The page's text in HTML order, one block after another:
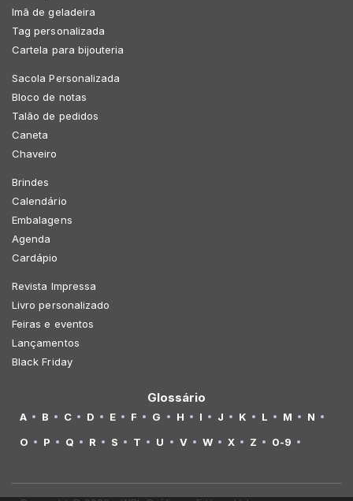
Imã de geladeira
Tag personalizada
Cartela para bijouteria
Sacola Personalizada
Bloco de notas
Talão de pedidos
Caneta
Chaveiro
Brindes
Calendário
Embalagens
Agenda
Cardápio
Revista Impressa
Livro personalizado
Feiras e eventos
Lançamentos
Black Friday
Glossário
A B C D E F G H I J K L M
N
O
P Q R S T U V W X Z 0-9